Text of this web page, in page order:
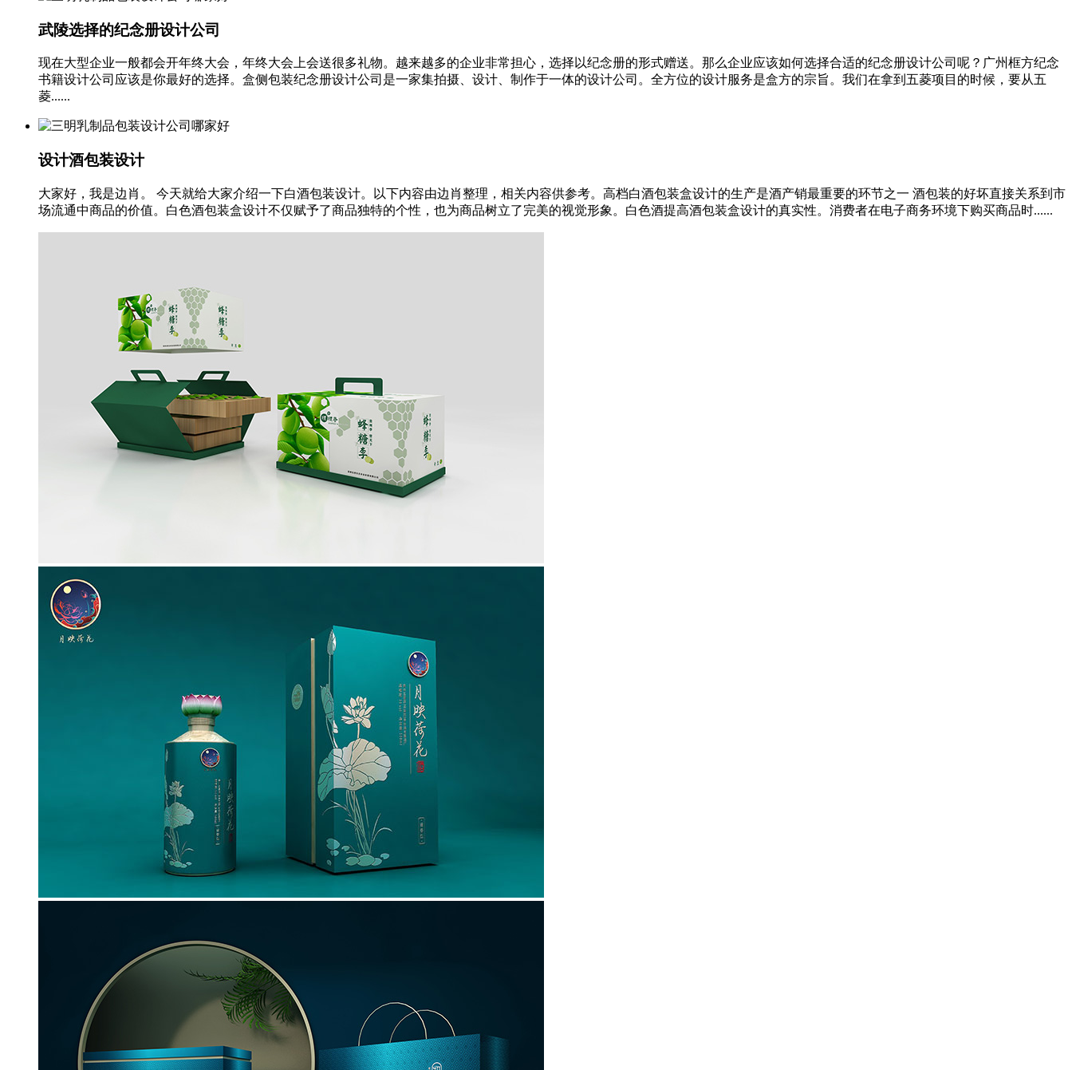
武陵选择的纪念册设计公司
现在大型企业一般都会开年终大会，年终大会上会送很多礼物。越来越多的企业非常担心，选择以纪念册的形式赠送。那么企业应该如何选择合适的纪念册设计公司呢？广州框方纪念
书籍设计公司应该是你最好的选择。盒侧包装纪念册设计公司是一家集拍摄、设计、制作于一体的设计公司。全方位的设计服务是盒方的宗旨。我们在拿到五菱项目的时候，要从五
菱......
设计酒包装设计
大家好，我是边肖。 今天就给大家介绍一下白酒包装设计。以下内容由边肖整理，相关内容供参考。高档白酒包装盒设计的生产是酒产销最重要的环节之一 酒包装的好坏直接关系到市
场流通中商品的价值。白色酒包装盒设计不仅赋予了商品独特的个性，也为商品树立了完美的视觉形象。白色酒提高酒包装盒设计的真实性。消费者在电子商务环境下购买商品时......